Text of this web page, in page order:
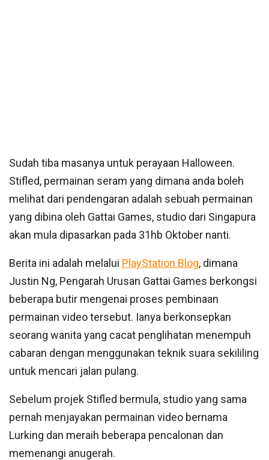
Sudah tiba masanya untuk perayaan Halloween.
Stifled, permainan seram yang dimana anda boleh
melihat dari pendengaran adalah sebuah permainan
yang dibina oleh Gattai Games, studio dari Singapura
akan mula dipasarkan pada 31hb Oktober nanti.
Berita ini adalah melalui PlayStation Blog, dimana
Justin Ng, Pengarah Urusan Gattai Games berkongsi
beberapa butir mengenai proses pembinaan
permainan video tersebut. Ianya berkonsepkan
seorang wanita yang cacat penglihatan menempuh
cabaran dengan menggunakan teknik suara sekililing
untuk mencari jalan pulang.
Sebelum projek Stifled bermula, studio yang sama
pernah menjayakan permainan video bernama
Lurking dan meraih beberapa pencalonan dan
memenangi anugerah.